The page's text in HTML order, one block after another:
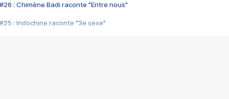
#26 : Chimène Badi raconte "Entre nous"
#25 : Indochine raconte "3e sexe"